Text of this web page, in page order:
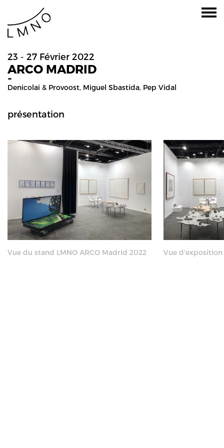
23 - 27 Février 2022
ARCO MADRID
-
Denicolai & Provoost, Miguel Sbastida, Pep Vidal
présentation
Vue du stand LMNO ARCO Madrid 2022 Vue d'exposition